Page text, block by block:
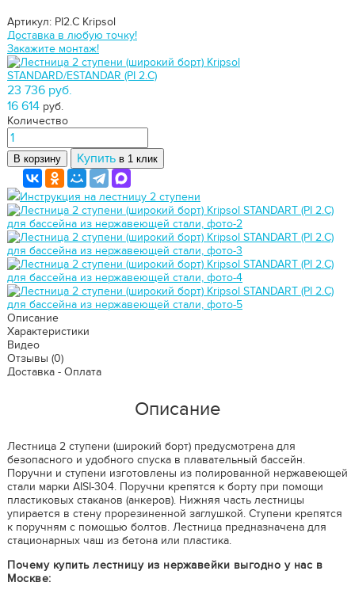
Артикул: PI2.С Kripsol
Доставка в любую точку!
Закажите монтаж!
23 736 руб.
16 614 руб.
Количество
В корзину Купить в 1 клик
Инструкция на лестницу 2 ступени
Описание
Характеристики
Видео
Отзывы (0)
Доставка - Оплата
Описание
Лестница 2 ступени (широкий борт) предусмотрена для
безопасного и удобного спуска в плавательный бассейн.
Поручни и ступени изготовлены из полированной нержавеющей
стали марки AISI-304. Поручни крепятся к борту при помощи
пластиковых стаканов (анкеров). Нижняя часть лестницы
упирается в стену прорезиненной заглушкой. Ступени крепятся
к поручням с помощью болтов. Лестница предназначена для
стационарных чаш из бетона или пластика.
Почему купить лестницу из нержавейки выгодно у нас в
Москве: